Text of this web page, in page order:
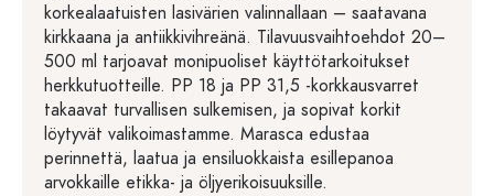
korkealaatuisten lasivärien valinnallaan – saatavana
kirkkaana ja antiikkivihreänä. Tilavuusvaihtoehdot 20–
500 ml tarjoavat monipuoliset käyttötarkoitukset
herkkutuotteille. PP 18 ja PP 31,5 -korkkausvarret
takaavat turvallisen sulkemisen, ja sopivat korkit
löytyvät valikoimastamme. Marasca edustaa
perinnettä, laatua ja ensiluokkaista esillepanoa
arvokkaille etikka- ja öljyerikoisuuksille.